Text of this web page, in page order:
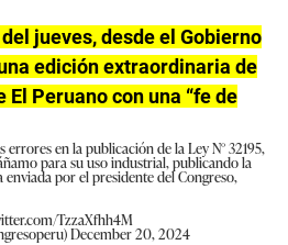
jueves, desde el Gobierno
edición extraordinaria de
Peruano con una “fe de
errores en la publicación de la Ley N° 32195,
para su uso industrial, publicando la
por el presidente del Congreso,
TzzaXfhh4M
December 20, 2024